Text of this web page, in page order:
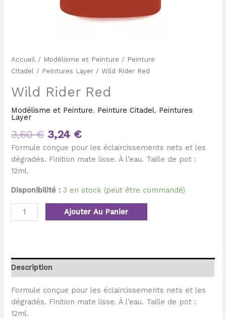
Accueil / Modélisme et Peinture / Peinture
Citadel / Peintures Layer / Wild Rider Red
Wild Rider Red
Modélisme et Peinture, Peinture Citadel, Peintures
Layer
3,60€ 3,24 €
Formule conçue pour les éclaircissements nets et les
dégradés. Finition mate lisse. À l’eau. Taille de pot :
12ml.
Disponibilité : 3 en stock (peut être commandé)
Ajouter Au Panier
Description
Formule conçue pour les éclaircissements nets et les
dégradés. Finition mate lisse. À l’eau. Taille de pot :
12ml.